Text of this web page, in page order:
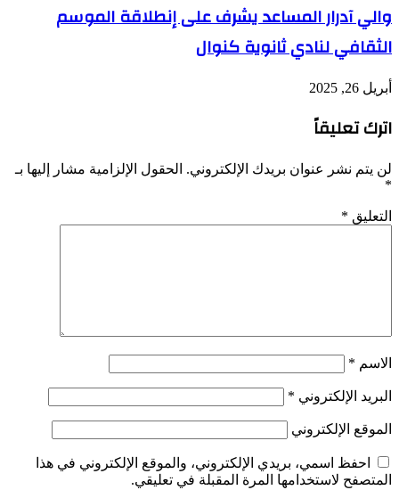
والي آدرار المساعد يشرف على إنطلاقة الموسم
الثقافي لنادي ثانوية كنوال
أبريل 26, 2025
اترك تعليقاً
لن يتم نشر عنوان بريدك الإلكتروني. الحقول الإلزامية مشار إليها بـ
*
التعليق *
الاسم *
البريد الإلكتروني *
الموقع الإلكتروني
احفظ اسمي، بريدي الإلكتروني، والموقع الإلكتروني في هذا
المتصفح لاستخدامها المرة المقبلة في تعليقي.